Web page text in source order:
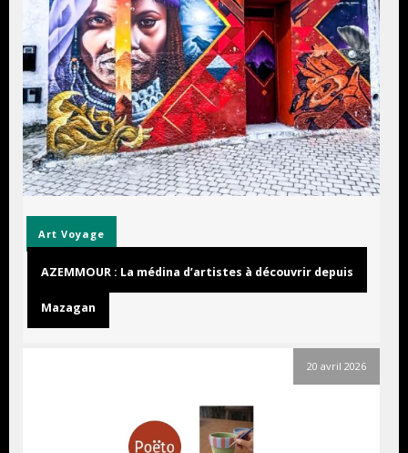
Art Voyage
AZEMMOUR : La médina d’artistes à découvrir depuis
Mazagan
20 avril 2026